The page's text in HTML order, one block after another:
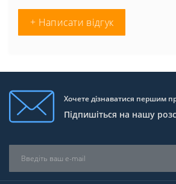
+ Написати відгук
Хочете дізнаватися першим
Підпишіться на нашу